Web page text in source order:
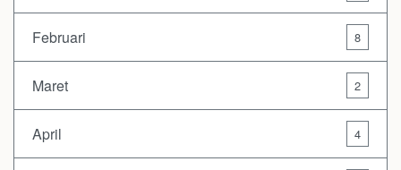
Februari 8
Maret 2
April 4